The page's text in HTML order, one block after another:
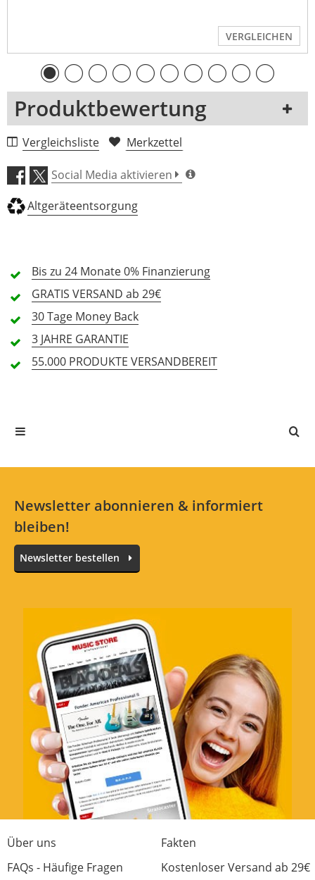
VERGLEICHEN
Produktbewertung
1 Rezension
5 Sterne
4 Sterne
3 Sterne
Alle Sprachen
In deiner Sprache gibt es noch keine Textbewertungen.
Vergleichsliste Merkzettel
Social Media aktivieren
Altgeräteentsorgung
Bis zu 24 Monate0% Finanzierung
GRATIS VERSAND ab 29€
30 Tage Money Back
3 JAHRE GARANTIE
55.000 PRODUKTE VERSANDBEREIT
Newsletter abonnieren & informiert
bleiben!
Newsletter bestellen
Über uns
Fakten
FAQs - Häufige Fragen
Kostenloser Versand ab 29€